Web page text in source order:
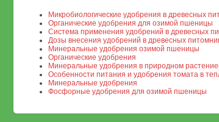
Микробиологические удобрения в древесных
Органические удобрения для озимой пшеницы
Система применения удобрений в древесных
Дозы внесения удобрений в древесных
Минеральные удобрения озимой пшеницы
Органические удобрения
Минеральные удобрения в природном
Особенности питания и удобрения томата в
Минеральные удобрения
Фосфорные удобрения для озимой пшеницы